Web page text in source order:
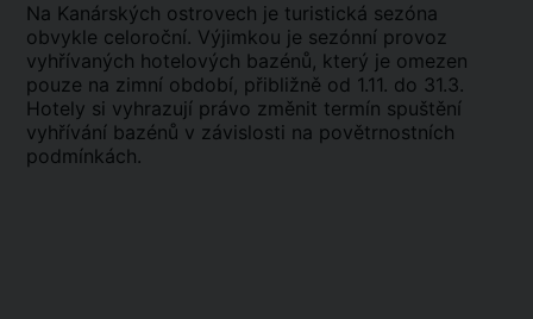
Na Kanárských ostrovech je turistická sezóna
obvykle celoroční. Výjimkou je sezónní provoz
vyhřívaných hotelových bazénů, který je omezen
pouze na zimní období, přibližně od 1.11. do 31.3.
Hotely si vyhrazují právo změnit termín spuštění
vyhřívání bazénů v závislosti na povětrnostních
podmínkách.